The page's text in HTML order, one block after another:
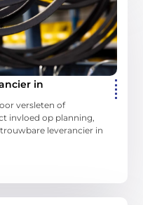
in
versleten of
invloed op planning,
leverancier in